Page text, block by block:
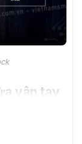
vân tay